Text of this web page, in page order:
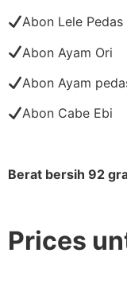
Abon Lele Pedas
Abon Ayam Ori
Abon Ayam
Abon Cabe Ebi
Berat bersih 92
Prices